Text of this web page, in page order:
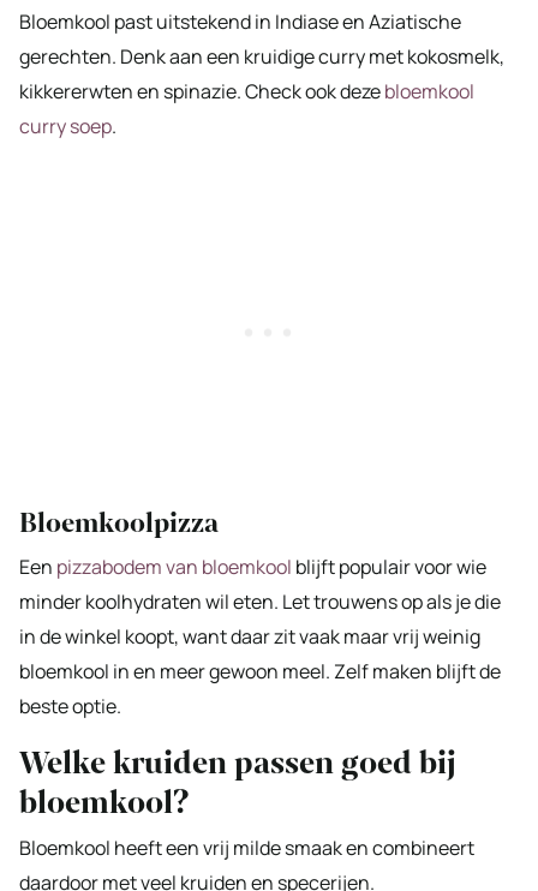
Bloemkool past uitstekend in Indiase en Aziatische
gerechten. Denk aan een kruidige curry met kokosmelk,
kikkererwten en spinazie. Check ook dezebloemkool
curry soep.
Bloemkoolpizza
Een pizzabodem van bloemkool blijft populair voor wie
minder koolhydraten wil eten. Let trouwens op als je die
in de winkel koopt, want daar zit vaak maar vrij weinig
bloemkool in en meer gewoon meel. Zelf maken blijft de
beste optie.
Welke kruiden passen goed bij
bloemkool?
Bloemkool heeft een vrij milde smaak en combineert
daardoor met veel kruiden en specerijen.